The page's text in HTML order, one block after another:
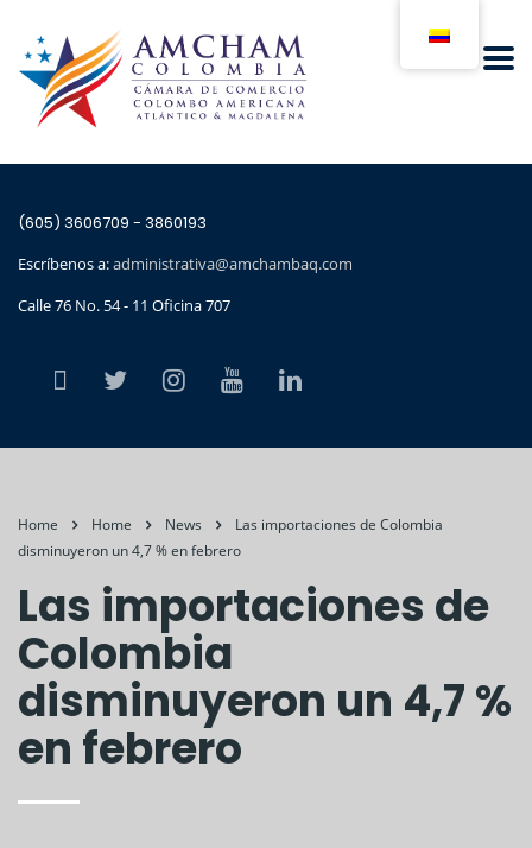
(605) 3606709 - 3860193
Escríbenos a:administrativa@amchambaq.com
Calle 76 No. 54 - 11 Oficina 707
Home Home News
Las importaciones de Colombia
disminuyeron un 4,7 % en febrero
Las importaciones de
Colombia
disminuyeron un 4,7 %
en febrero